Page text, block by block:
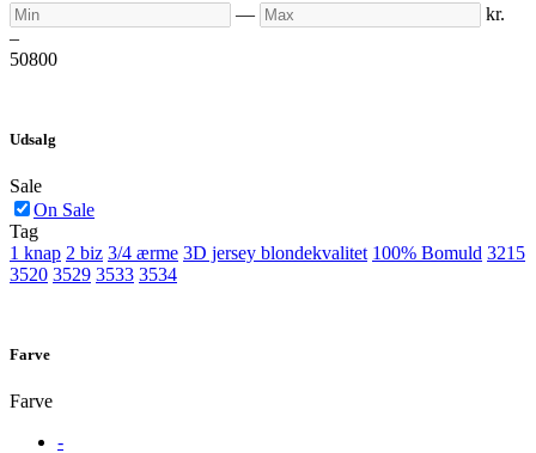
Min — Max
kr.
–
50800
Udsalg
Sale
On Sale
Tag
1 knap 2 biz 3/4 ærme 3D jersey blondekvalitet 100% Bomuld 3215
3520 3529 3533 3534
Farve
Farve
-